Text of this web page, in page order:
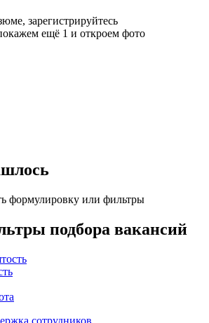
зарегистрируйтесь
ещё 1 и откроем фото
формулировку или фильтры
подбора вакансий
сотрудников